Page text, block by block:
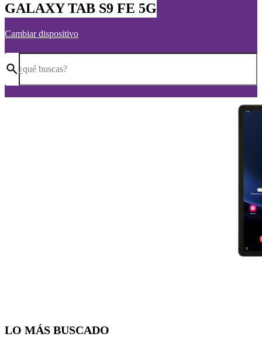
GALAXY TAB S9 FE 5G
Cambiar dispositivo
¿qué buscas?
LO MÁS BUSCADO